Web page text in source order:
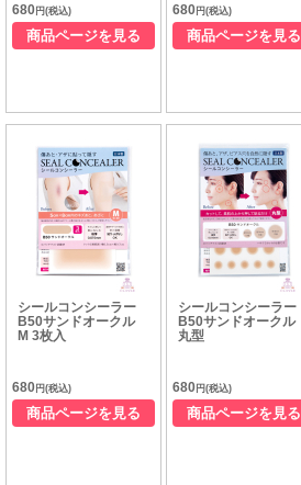
680 円(税込)
商品ページを見る
680円(税込)
商品ページを見る
シールコンシーラー
B50サンドオークル
M 3枚入
680 円(税込)
商品ページを見る
シールコンシーラー
B50サンドオークル
丸型
680円(税込)
商品ページを見る